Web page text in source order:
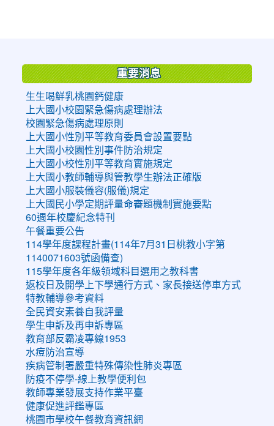
重要消息
生生喝鮮乳桃園鈣健康
上大國小校園緊急傷病處理辦法
校園緊急傷病處理原則
上大國小性別平等教育委員會設置要點
上大國小校園性別事件防治規定
上大國小校性別平等教育實施規定
上大國小教師輔導與管教學生辦法正確版
上大國小服裝儀容(服儀)規定
上大國民小學定期評量命審題機制實施要點
60週年校慶紀念特刊
午餐重要公告
114學年度課程計畫(114年7月31日桃教小字第
1140071603號函備查)
115學年度各年級領域科目選用之教科書
返校日及開學上下學通行方式、家長接送停車方式
特教輔導參考資料
全民資安素養自我評量
學生申訴及再申訴專區
教育部反霸凌專線1953
水痘防治宣導
疾病管制署嚴重特殊傳染性肺炎專區
防疫不停學-線上教學便利包
教師專業發展支持作業平臺
健康促進評鑑專區
桃園市學校午餐教育資訊網